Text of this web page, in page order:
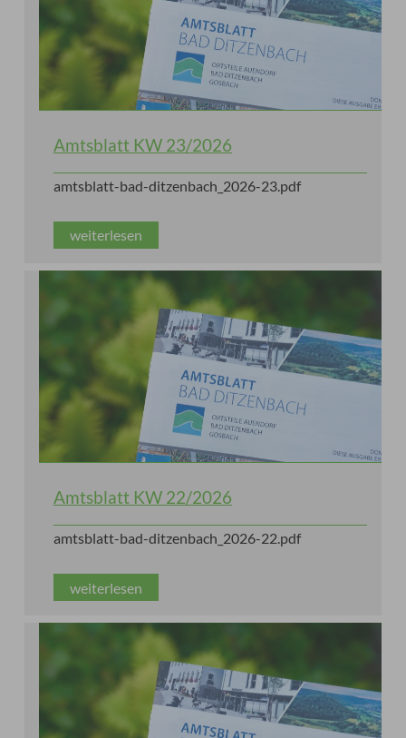
Amtsblatt KW 23/2026
amtsblatt-bad-ditzenbach_2026-23.pdf
weiterlesen
Amtsblatt KW 22/2026
amtsblatt-bad-ditzenbach_2026-22.pdf
weiterlesen